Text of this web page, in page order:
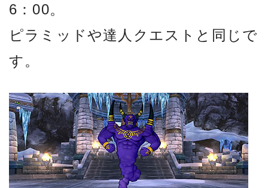
6：00。
ピラミッドや達人クエストと同じで
す。